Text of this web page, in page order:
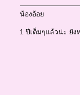
น้องอ้อย
1 ปีเต็มๆแล้วน่ะ ยัง